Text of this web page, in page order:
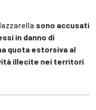
sono accusati
in danno di
quota estorsiva al
illecite nei territori